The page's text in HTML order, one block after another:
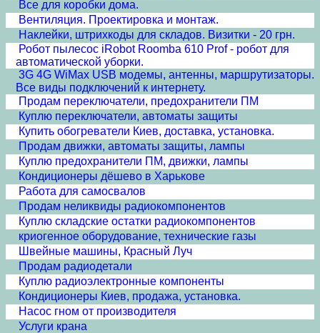
Все для коробки дома.
Вентиляция. Проектировка и монтаж.
Наклейки, штрихкоды для складов. Визитки - 20 грн.
Робот пылесос iRobot Roomba 610 Prof - робот для
автоматической уборки.
3G 4G WiMax USB модемы, антенны, маршрутизаторы.
Все виды подключений к интернету.
Продам переключатели, предохранители ПМ
Куплю переключатели, автоматы защиты
Купить обогреватели Киев, доставка, установка.
Продам движки, автоматы защиты, лампы
Куплю предохранители ПМ, движки, лампы
Кондиционеры дёшево в Харькове
Работа для самосвалов
Продам неликвиды радиокомпонентов
Куплю складские остатки радиокомпонентов
криогенное оборудование, технические газы
Швейные машины, Красный Луч
Продам радиодетали
Куплю радиоэлектронные компоненты
Кондиционеры Киев, продажа, установка.
Насос гном от производителя
Услуги крана